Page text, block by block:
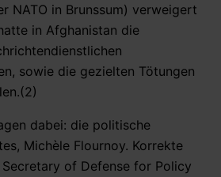
NATO in Brunssum) verweigert
in Afghanistan die
sowie die gezielten Tötungen
dabei: die politische
Michèle Flournoy. Korrekte
Secretary of Defense for Policy